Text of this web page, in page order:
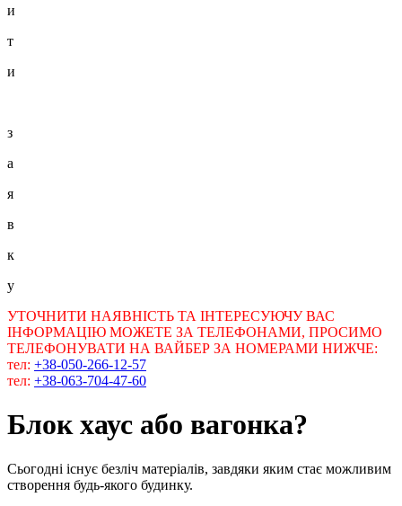
и
т
и
з
а
я
в
к
у
УТОЧНИТИ НАЯВНІСТЬ ТА ІНТЕРЕСУЮЧУ ВАС
ІНФОРМАЦІЮ МОЖЕТЕ ЗА ТЕЛЕФОНАМИ, ПРОСИМО
ТЕЛЕФОНУВАТИ НА ВАЙБЕР ЗА НОМЕРАМИ НИЖЧЕ:
тел: +38-050-266-12-57
тел: +38-063-704-47-60
Блок хаус або вагонка?
Сьогодні існує безліч матеріалів, завдяки яким стає можливим
створення будь-якого будинку.